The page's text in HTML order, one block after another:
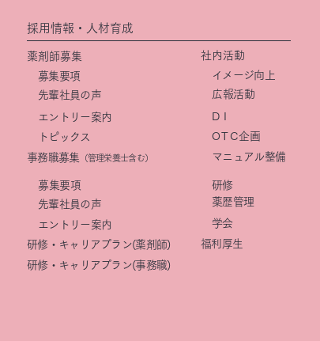
採用情報・人材育成
薬剤師募集
募集要項
先輩社員の声
エントリー案内
トピックス
事務職募集 （管理栄養士含む）
​募集要項
先輩社員の声
エントリー案内
研修・キャリアプラン(薬剤師)
社内活動
イメージ向上
​広報活動
DI
OTC企画
マニュアル整備
研修
薬歴管理
学会
福利厚生
研修・キャリアプラン(事務職)